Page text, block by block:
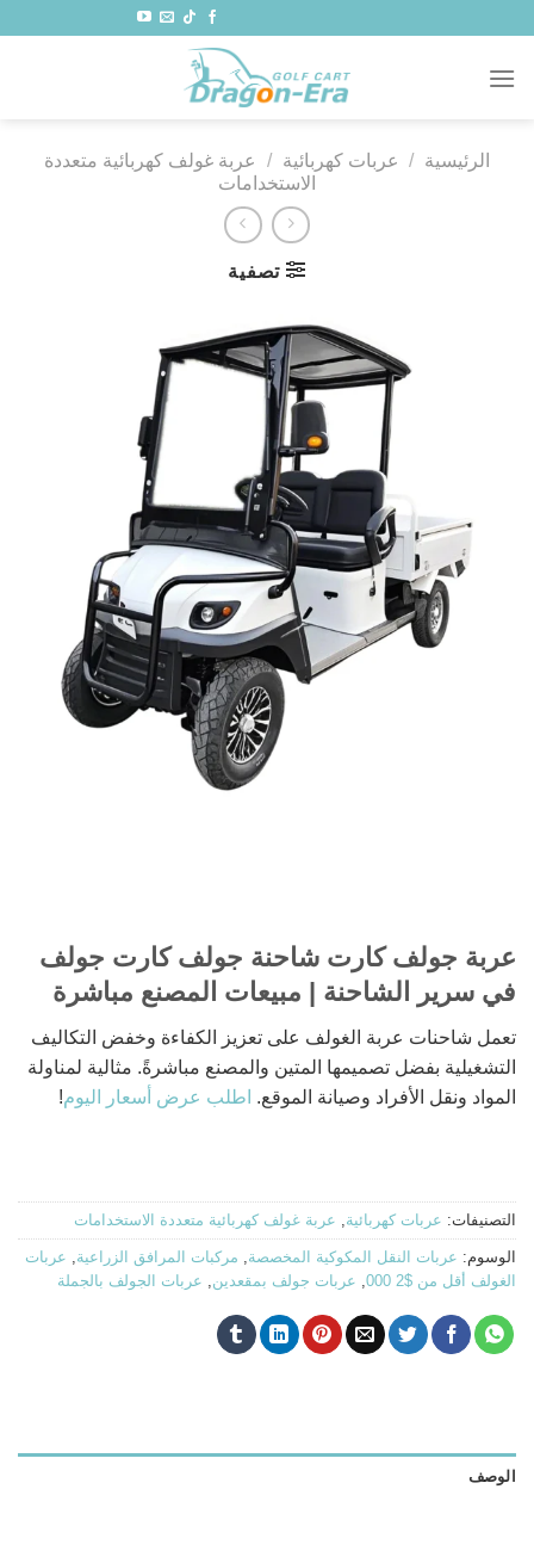
الرئيسية / عربات كهربائية /
عربة غولف كهربائية متعددة
الاستخدامات
تصفية
عربة جولف كارت شاحنة جولف كارت جولف
في سرير الشاحنة | مبيعات المصنع مباشرة
تعمل شاحنات عربة الغولف على تعزيز الكفاءة وخفض التكاليف
التشغيلية بفضل تصميمها المتين والمصنع مباشرةً. مثالية لمناولة
المواد ونقل الأفراد وصيانة الموقع. اطلب عرض أسعار اليوم!
التصنيفات: عربات كهربائية, عربة غولف كهربائية متعددة الاستخدامات
الوسوم: عربات النقل المكوكية المخصصة, مركبات المرافق الزراعية, عربات
الغولف أقل من $2 000
, عربات جولف بمقعدين, عربات الجولف بالجملة
الوصف